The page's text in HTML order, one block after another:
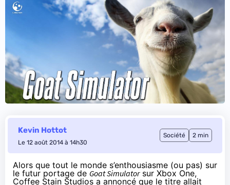
Kevin Hottot
Le 12 août 2014 à 14h30
Société 2 min
Alors que tout le monde s’enthousiasme (ou pas) sur
le futur portage de Goat Simulatorsur Xbox One,
Coffee Stain Studios a annoncé que le titre allait